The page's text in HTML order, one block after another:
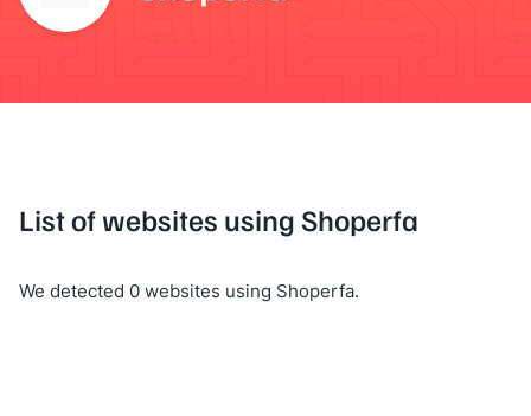
List of websites using Shoperfa
We detected 0 websites using Shoperfa.